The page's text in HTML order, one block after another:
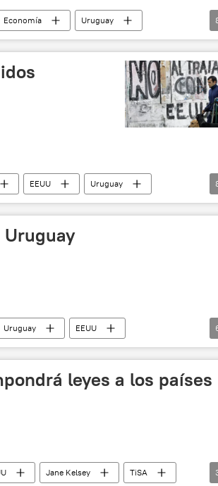
Economía
Uruguay
de Tecnologías de la Información (CUTI)
noticias
EEUU
Uruguay
Organización Mundial del Comercio (OMC)
Uruguay
Uruguay
EEUU
leyes a los países
Jane Kelsey
TiSA